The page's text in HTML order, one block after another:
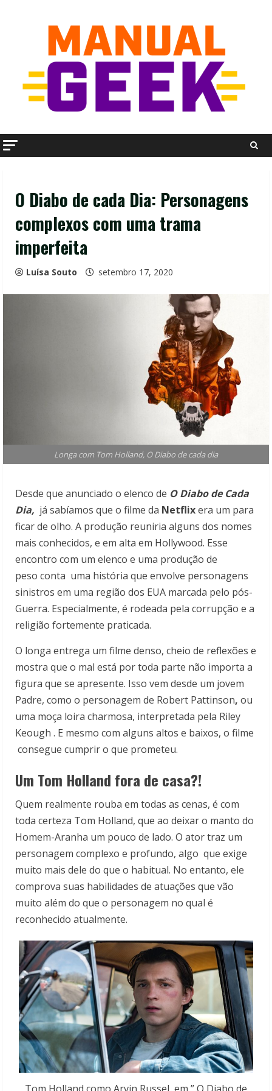
O Diabo de cada Dia: Personagens
complexos com uma trama
imperfeita
Luísa Souto setembro 17, 2020
Longa com Tom Holland, O Diabo de cada dia
Desde que anunciado o elenco de O Diabo de Cada
Dia, já sabíamos que o filme da Netflixera um para
ficar de olho. A produção reuniria alguns dos nomes
mais conhecidos, e em alta em Hollywood. Esse
encontro com um elenco e uma produção de
peso conta uma história que envolve personagens
sinistros em uma região dos EUA marcada pelo pós-
Guerra. Especialmente, é rodeada pela corrupção e a
religião fortemente praticada.
O longa entrega um filme denso, cheio de reflexões e
mostra que o mal está por toda parte não importa a
figura que se apresente. Isso vem desde um jovem
Padre, como o personagem de Robert Pattinson, ou
uma moça loira charmosa, interpretada pela Riley
Keough . E mesmo com alguns altos e baixos, o filme
consegue cumprir o que prometeu.
Um Tom Holland fora de casa?!
Quem realmente rouba em todas as cenas, é com
toda certeza Tom Holland, que ao deixar o manto do
Homem-Aranha um pouco de lado. O ator traz um
personagem complexo e profundo, algo que exige
muito mais dele do que o habitual. No entanto, ele
comprova suas habilidades de atuações que vão
muito além do que o personagem no qual é
reconhecido atualmente.